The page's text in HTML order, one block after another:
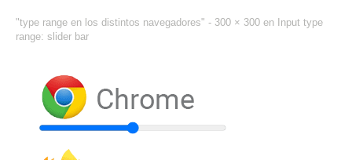
"type range en los distintos navegadores" - 300 × 300 en Input type
range: slider bar